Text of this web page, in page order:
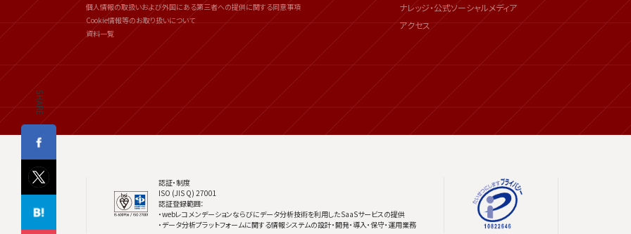
SHARE
ナレッジ・公式ソーシャルメディア
アクセス
個人情報の取扱いおよび外国にある第三者への提供に関する同意事項
Cookie情報等のお取り扱いについて
資料一覧
認証・制度
ISO (JIS Q) 27001
認証登録範囲：
・webレコメンデーションならびにデータ分析技術を利用したSaaSサービスの提供
・データ分析プラットフォームに関する情報システムの設計・開発・導入・保守・運用業務